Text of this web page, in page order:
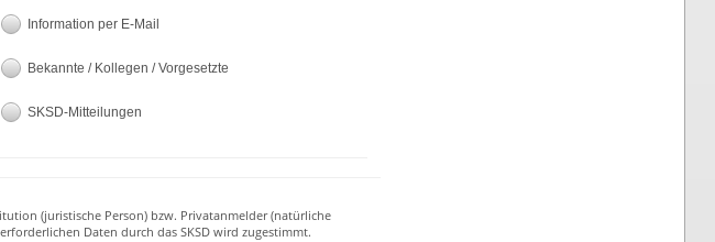
Information per E-Mail
Bekannte / Kollegen / Vorgesetzte
SKSD-Mitteilungen
(juristische Person) bzw. Privatanmelder (natürliche
Daten durch das SKSD wird zugestimmt.